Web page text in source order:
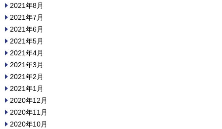
2021年8月
2021年7月
2021年6月
2021年5月
2021年4月
2021年3月
2021年2月
2021年1月
2020年12月
2020年11月
2020年10月